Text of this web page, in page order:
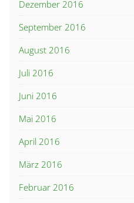
Dezember 2016
September 2016
August 2016
Juli 2016
Juni 2016
Mai 2016
April 2016
März 2016
Februar 2016